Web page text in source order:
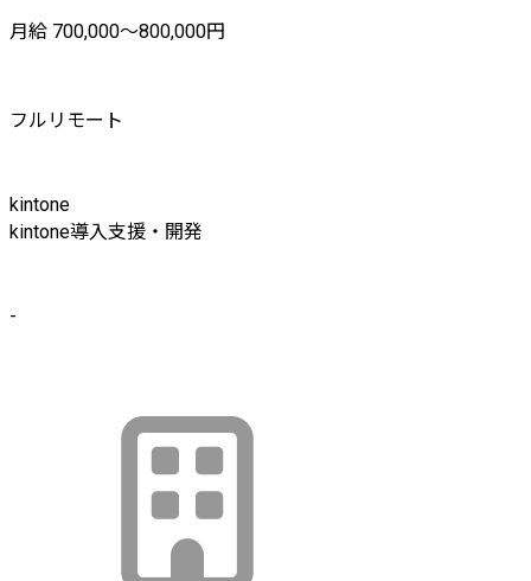
月給 700,000〜800,000円
フルリモート
kintone
kintone導入支援・開発
-